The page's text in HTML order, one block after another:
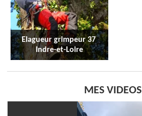
Elagueur grimpeur 37
Indre-et-Loire
MES VIDEOS